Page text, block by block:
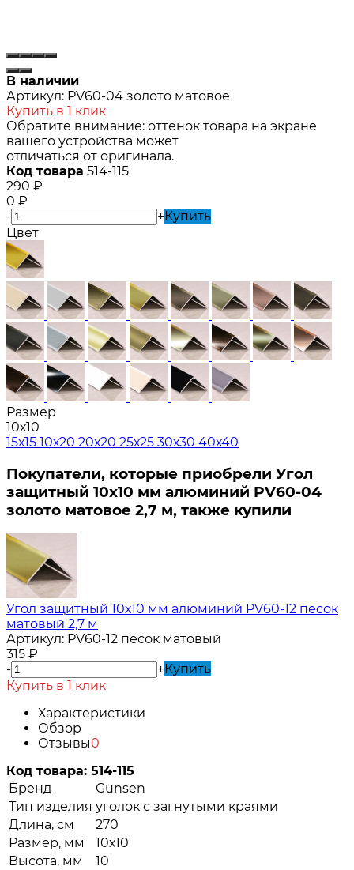
В наличии
Артикул: PV60-04 золото матовое
Купить в 1 клик
Обратите внимание: оттенок товара на экране
вашего устройства может
отличаться от оригинала.
Код товара 514-115
290 ₽
0 ₽
-
+Купить
Цвет
Размер
10х10
15х15 10х20 20х20 25х25 30х30 40х40
Покупатели, которые приобрели Угол
защитный 10х10 мм алюминий PV60-04
золото матовое 2,7 м, также купили
Угол защитный 10х10 мм алюминий PV60-12 песок
матовый 2,7 м
Артикул: PV60-12 песок матовый
315 ₽
-
+ Купить
Купить в 1 клик
Характеристики
Обзор
Отзывы0
Код товара: 514-115
Бренд
Gunsen
Тип изделия уголок с загнутыми краями
Длина, см
270
Размер, мм
10х10
Высота, мм
10